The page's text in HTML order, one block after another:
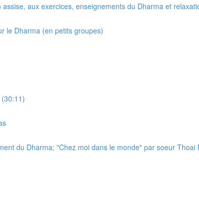
aux exercices, enseignements du Dharma et
le Dharma (en petits groupes)
du Dharma; "Chez moi dans le monde" par soeur Thoai